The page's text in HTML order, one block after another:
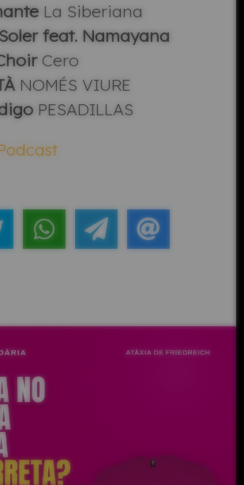
La Siberiana
feat. Namayana
Cero
NOMÉS VIURE
PESADILLAS